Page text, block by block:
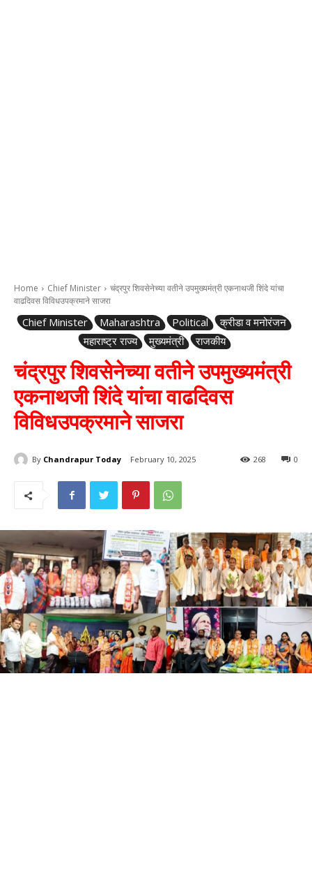
Home Chief Minister
चंद्रपुर शिवसेनेच्या वतीने उपमुख्यमंत्री एकनाथजी शिंदे यांचा
वाढदिवस विविधउपक्रमाने साजरा
Chief Minister Maharashtra Political
क्रीडा व मनोरंजन
महाराष्ट्र राज्य
मुख्यमंत्री राजकीय
चंद्रपुर शिवसेनेच्या वतीने उपमुख्यमंत्री
एकनाथजी शिंदे यांचा वाढदिवस
विविधउपक्रमाने साजरा
By Chandrapur Today February 10, 2025 0
268